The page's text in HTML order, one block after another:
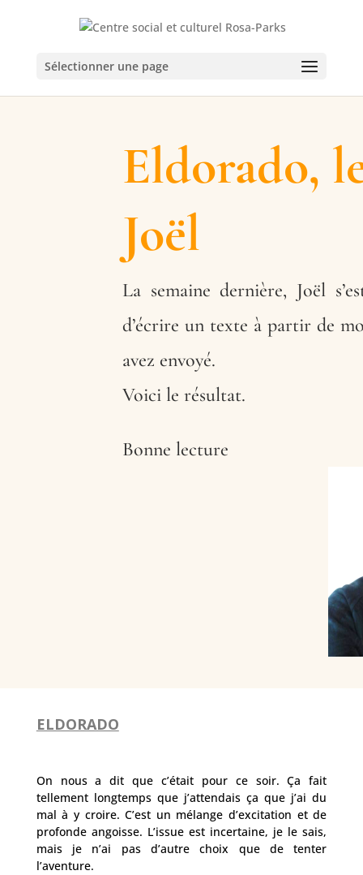
Sélectionner une page
Eldorado,
Joël
La semaine dernière, Joël
d’écrire un texte à partir de
avez envoyé.
Voici le résultat.
Bonne lecture
ELDORADO
On nous a dit que c’était pour ce soir. Ça fait
tellement longtemps que j’attendais ça que j’ai du
mal à y croire. C’est un mélange d’excitation et de
profonde angoisse. L’issue est incertaine, je le sais,
mais je n’ai pas d’autre choix que de tenter
l’aventure.